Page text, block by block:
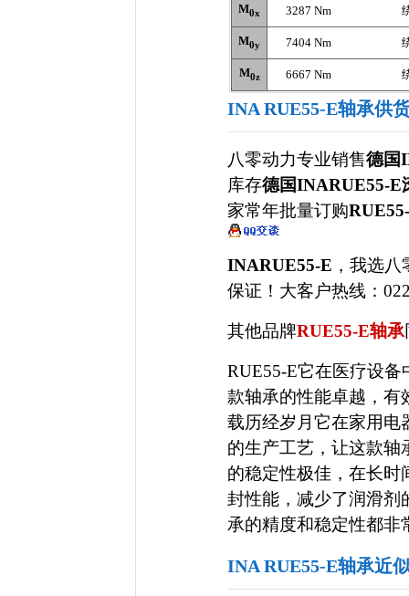
M0x 3287 Nm
M0y 7404 Nm
M0z 6667 Nm
INA RUE55-E轴承供
八零动力专业销售德国
库存德国INARUE55-E
家常年批量订购
INARUE55-E ，我选
保证！大客户热线：
其他品牌RUE55-E轴承
RUE55-E它在医疗设
款轴承的性能卓越，有
载历经岁月它在家用电
的生产工艺，让这款轴
的稳定性极佳，在长时
封性能，减少了润滑剂
承的精度和稳定性都非
INA RUE55-E轴承近